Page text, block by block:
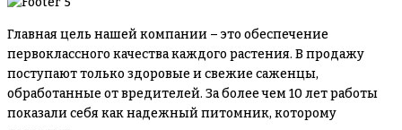
Главная цель нашей компании – это обеспечение
первоклассного качества каждого растения. В продажу
поступают только здоровые и свежие саженцы,
обработанные от вредителей. За более чем 10 лет работы
показали себя как надежный питомник, которому